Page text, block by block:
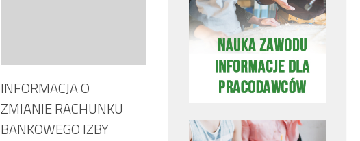
INFORMACJA O
ZMIANIE RACHUNKU
BANKOWEGO IZBY